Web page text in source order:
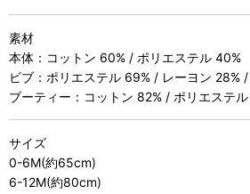
素材
本体：コットン 60% / ポリエステル 40%
ビブ：ポリエステル 69% / レーヨン 28%
ブーティー：コットン 82% / ポリエステ
サイズ
0-6M(約65cm)
6-12M(約80cm)